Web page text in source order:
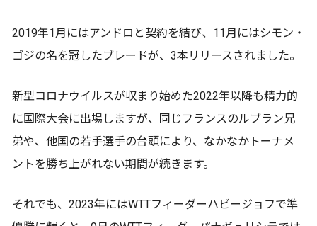
2019年1月にはアンドロと契約を結び、11月にはシモン・
ゴジの名を冠したブレードが、3本リリースされました。
新型コロナウイルスが収まり始めた2022年以降も精力的
に国際大会に出場しますが、同じフランスのルブラン兄
弟や、他国の若手選手の台頭により、なかなかトーナメ
ントを勝ち上がれない期間が続きます。
それでも、2023年にはWTTフィーダーハビージョフで準